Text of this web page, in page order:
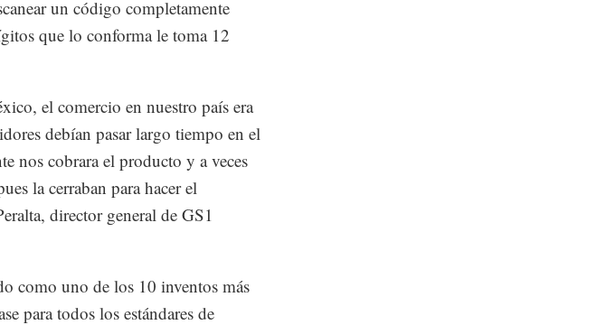
un código completamente
que lo conforma le toma 12
el comercio en nuestro país era
debían pasar largo tiempo en el
nos cobrara el producto y a veces
la cerraban para hacer el
director general de GS1
como uno de los 10 inventos más
para todos los estándares de